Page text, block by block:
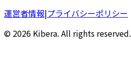
運営者情報|プライバシーポリシー
© 2026 Kibera. All rights reserved.